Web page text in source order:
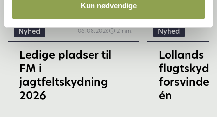
Kun nødvendige
Nyhed 06.08.2026 2 min.
Ledige pladser til
FM i
jagtfeltskydning
2026
Nyhed
Lollands
forsvinder
én